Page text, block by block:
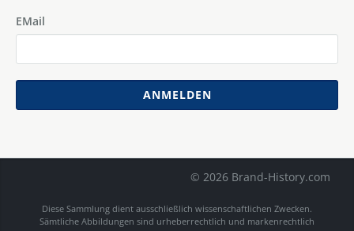
EMail
ANMELDEN
© 2026 Brand-History.com
Diese Sammlung dient ausschließlich wissenschaftlichen Zwecken.
Sämtliche Abbildungen sind urheberrechtlich und markenrechtlich